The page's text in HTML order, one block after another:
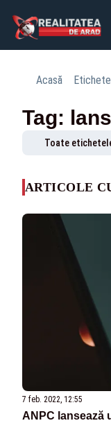
Acasă Etichete
Tag:
Toate
ARTICOLE
7 feb. 2022, 12:55
ANPC lansează